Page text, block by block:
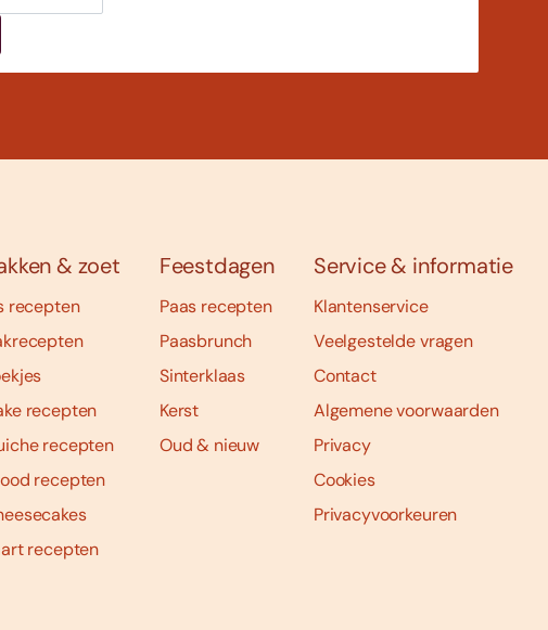
& zoet
recepten
recepten
recepten
recepten
recepten
Feestdagen
Paas recepten
Paasbrunch
Sinterklaas
Kerst
Oud & nieuw
Service & informatie
Klantenservice
Veelgestelde vragen
Contact
Algemene voorwaarden
Privacy
Cookies
Privacyvoorkeuren